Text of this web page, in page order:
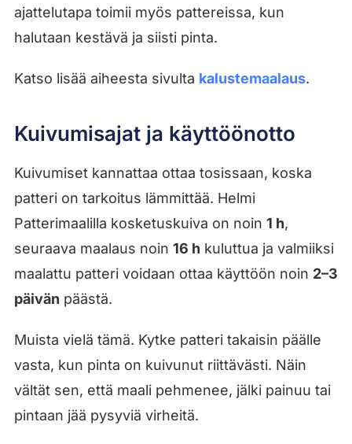
ajattelutapa toimii myös pattereissa, kun
halutaan kestävä ja siisti pinta.
Katso lisää aiheesta sivulta kalustemaalaus.
Kuivumisajat ja käyttöönotto
Kuivumiset kannattaa ottaa tosissaan, koska
patteri on tarkoitus lämmittää. Helmi
Patterimaalilla kosketuskuiva on noin 1 h,
seuraava maalaus noin 16 h kuluttua ja valmiiksi
maalattu patteri voidaan ottaa käyttöön noin 2–3
päivän päästä.
Muista vielä tämä. Kytke patteri takaisin päälle
vasta, kun pinta on kuivunut riittävästi. Näin
vältät sen, että maali pehmenee, jälki painuu tai
pintaan jää pysyviä virheitä.